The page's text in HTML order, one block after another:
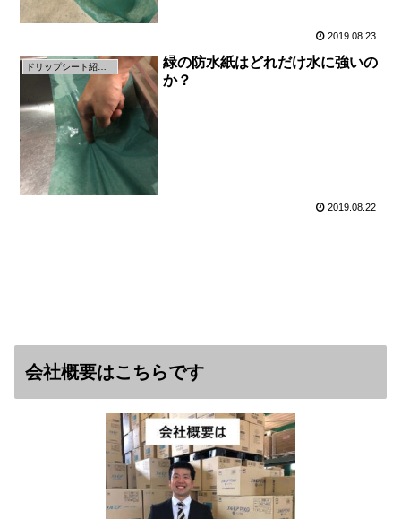
2019.08.23
ドリップシート紹介ページ
緑の防水紙はどれだけ水に強いの
か？
2019.08.22
会社概要はこちらです